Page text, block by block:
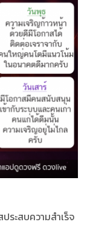
ระสบความสำเร็จ